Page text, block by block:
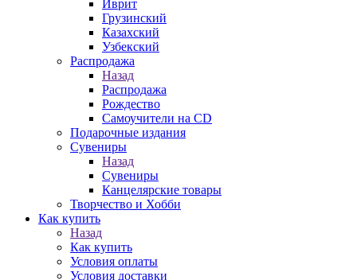
Иврит
Грузинский
Казахский
Узбекский
Распродажа
Назад
Распродажа
Рождество
Самоучители на CD
Подарочные издания
Сувениры
Назад
Сувениры
Канцелярские товары
Творчество и Хобби
Как купить
Назад
Как купить
Условия оплаты
Условия доставки